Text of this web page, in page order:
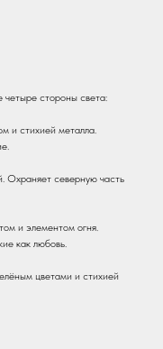
стороны света:
и стихией металла.
Охраняет северную часть
и элементом огня.
как любовь.
цветами и стихией